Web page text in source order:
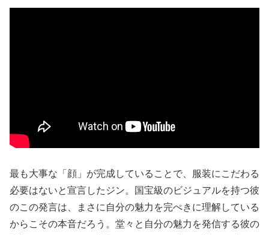
最も大事な「顔」が完成していることで、服装にこだわる
必要はないと宣言したジン。国宝級のビジュアルを持つ彼
のこの発言は、まさに自分の魅力を完ぺきに理解している
からこその本音だろう。堂々と自分の魅力を発信する彼の